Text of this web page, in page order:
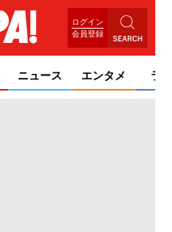
ログイン
会員登録
ニュース エンタメ ライ